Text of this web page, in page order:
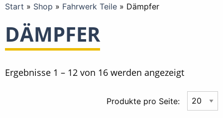
Start » Shop » Fahrwerk Teile » Dämpfer
DÄMPFER
Ergebnisse 1 – 12 von 16 werden angezeigtNach
Aktualität
sortiert
Produkte pro Seite: